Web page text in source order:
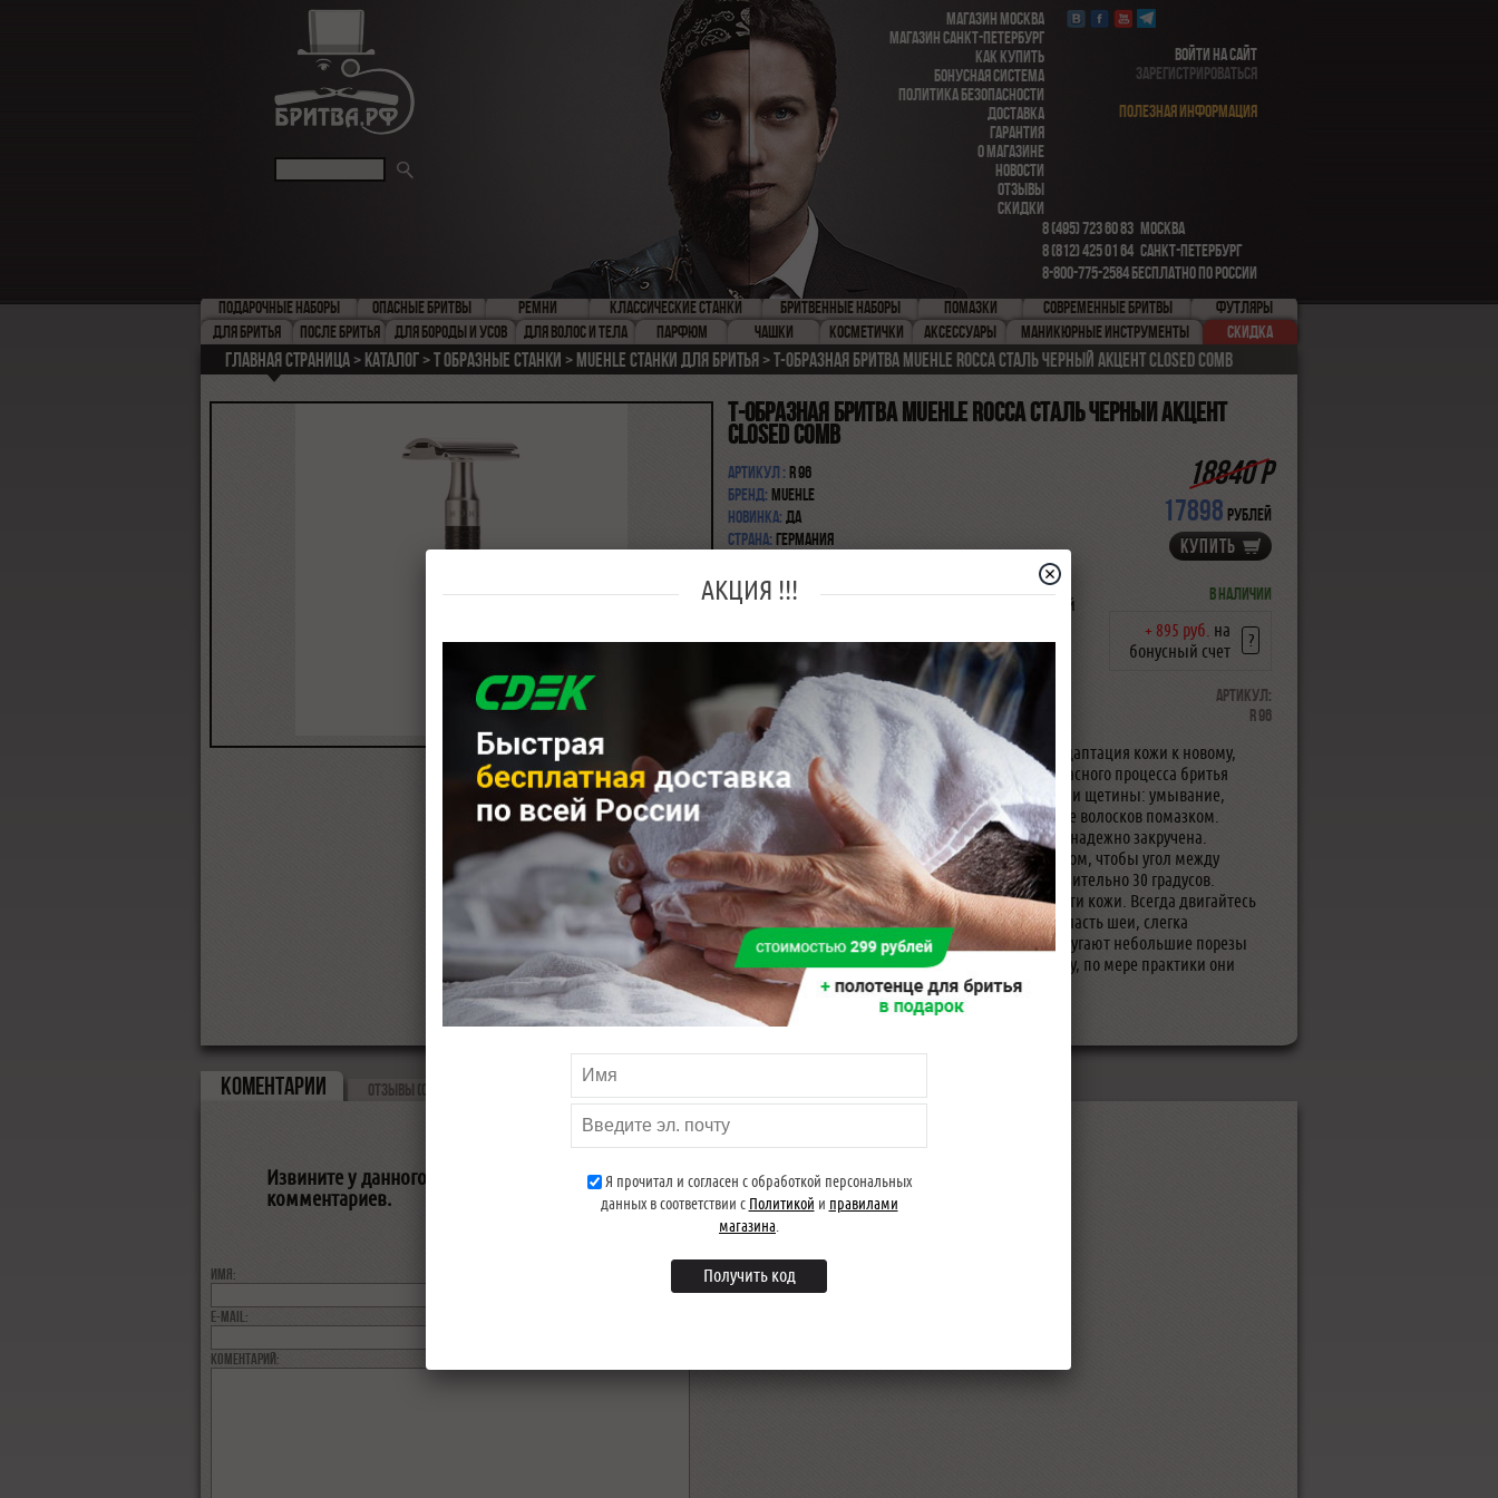
МАГАЗИН МОСКВА
МАГАЗИН САНКТ-ПЕТЕРБУРГ
КАК КУПИТЬ
БОНУСНАЯ СИСТЕМА
ПОЛИТИКА БЕЗОПАСНОСТИ
ДОСТАВКА
ГАРАНТИЯ
О МАГАЗИНЕ
НОВОСТИ
ОТЗЫВЫ
СКИДКИ
ВОЙТИ НА САЙТ
ЗАРЕГИСТРИРОВАТЬСЯ
ПОЛЕЗНАЯ ИНФОРМАЦИЯ
8 (495) 723 60 83 МОСКВА
8 (812) 425 01 64 САНКТ-ПЕТЕРБУРГ
8-800-775-2584БЕСПЛАТНО ПО РОССИИ
ПОДАРОЧНЫЕ НАБОРЫ
ОПАСНЫЕ БРИТВЫ РЕМНИ КЛАССИЧЕСКИЕ СТАНКИ БРИТВЕННЫЕ НАБОРЫ ПОМАЗКИ СОВРЕМЕННЫЕ БРИТВЫ
ФУТЛЯРЫ
ДЛЯ БРИТЬЯ
ПОСЛЕ БРИТЬЯ ДЛЯ БОРОДЫ И УСОВ ДЛЯ ВОЛОС И ТЕЛА ПАРФЮМ ЧАШКИ КОСМЕТИЧКИ АКСЕССУАРЫ МАНИКЮРНЫЕ ИНСТРУМЕНТЫ СКИДКА
Главная страница Каталог Т образные станки Muehle станки для бритья Т-образная бритва MUEHLE ROCCA сталь Черный акцент Closed comb
Т-образная бритва MUEHLE ROCCA сталь Черный акцент
Closed comb
18840 Р
17898 рублей
КУПИТЬ
В наличии
+ 895 руб. на
бонусный счет
?
Артикул:
R 96
Артикул : R 96
Бренд: Muehle
Новинка: да
Страна: Германия
Классическая бритва с отличным дизайном,
выполнена очень качественно, что гарантирует ей
Применение: Бритье Т-образной бритвой может
потребовать некоторой практики, но навык
нарабатывается довольно быстро, так же как и адаптация кожи к новому,
более чистому бритью. Для комфортного и безопасного процесса бритья
самым важным шагом является подготовка кожи и щетины: умывание,
распаривание, нанесение пены и приподнимание волосков помазком.
Вставьте лезвие и убедитесь, что головка бритвы надежно закручена.
Приступая к бритью, держите станок таким образом, чтобы угол между
лезвием и поверхностью кожи составлял приблизительно 30 градусов.
Начиная со щек, скользите лезвием по поверхности кожи. Всегда двигайтесь
ПО направлению роста щетины. Когда бреете область шеи, слегка
натягивайте кожу свободной рукой. Пусть вас не пугают небольшие порезы
или царапины, которые будут случаться по началу, по мере практики они
будут возникать все реже.
КОМЕНТАРИИ ОТЗЫВЫ (0)
Извините у данного товара пока что нет
комментариев.
Имя:
E-MAIL:
коментарий:
АКЦИЯ !!!
Я прочитал и согласен с обработкой персональных
данных в соответствии с Политикой и правилами
магазина.